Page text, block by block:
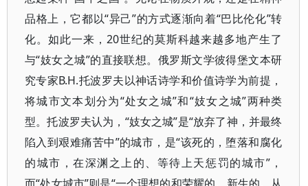
品格上，它都以“异己”的方式逐渐向着“巴比伦化”转
化。如此一来，20世纪的莫斯科越来越多地产生了
与“妓女之城”的直接联想。俄罗斯文学彼得堡文本研
究专家В.Н.托波罗夫以神话诗学和价值诗学为前提，
将城市文本划分为“处女之城”和“妓女之城”两种类
型。托波罗夫认为，“妓女之城”是“放弃了神，并最终
陷入到艰难痛苦中”的城市，是“该死的，堕落和腐化
的城市，在深渊之上的、等待上天惩罚的城市”，